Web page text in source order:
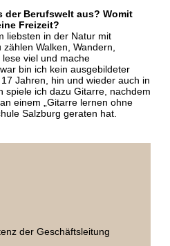
der Berufswelt aus? Womit
Freizeit?
liebsten in der Natur mit
Walken, Wandern,
viel und mache
bin ich kein ausgebildeter
Jahren, hin und wieder auch in
spiele ich dazu Gitarre, nachdem
einem „Gitarre lernen ohne
Salzburg geraten hat.
der Geschäftsleitung